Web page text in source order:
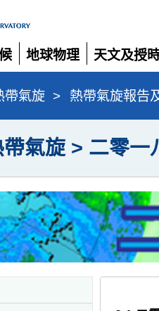
地球物理
展
開
天文及授
展
開
帶氣旋 > 熱帶氣旋報告
氣旋 > 二零一